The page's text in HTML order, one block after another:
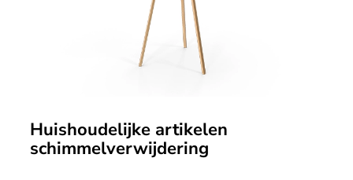
Huishoudelijke artikelen
schimmelverwijdering